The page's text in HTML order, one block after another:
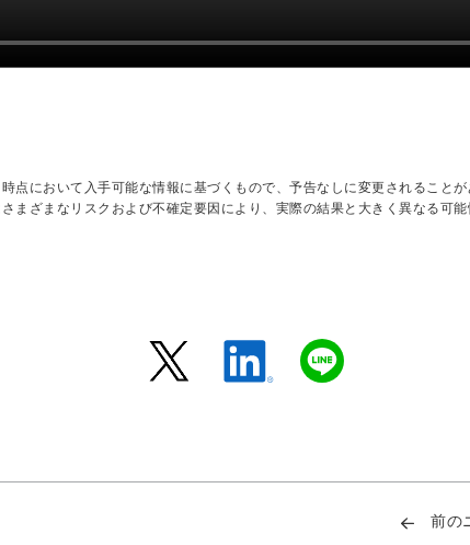
点において入手可能な情報に基づくもので、予告なしに変更されること
まざまなリスクおよび不確定要因により、実際の結果と大きく異なる可
前の